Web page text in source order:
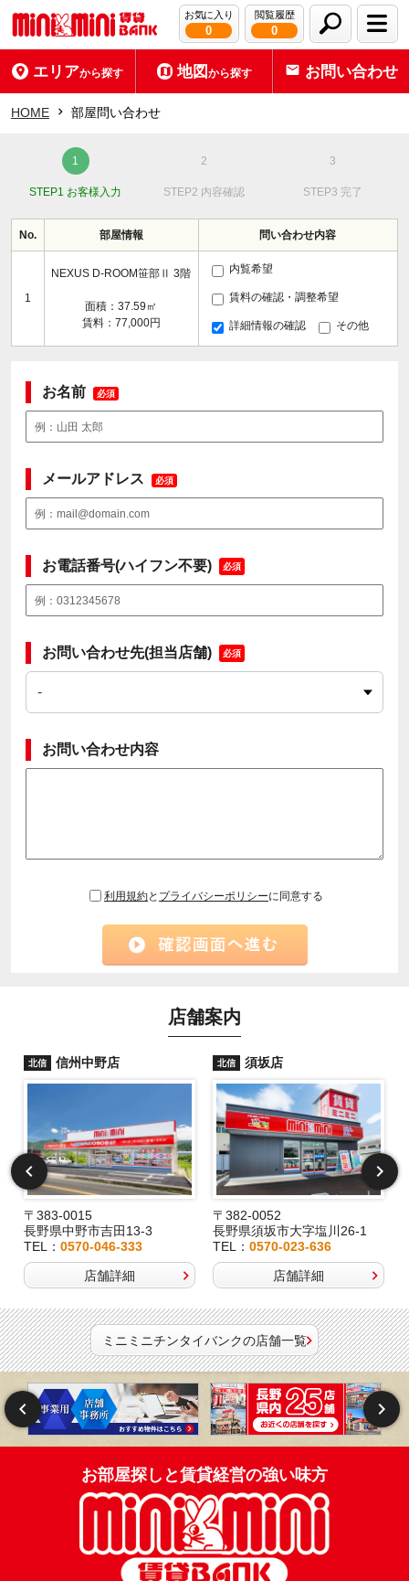
お気に入り
0
閲覧履歴
0
エリアから探す 地図から探す お問い合わせ
HOME 部屋問い合わせ
STEP1 お客様入力 STEP2 内容確認 STEP3 完了
No. 部屋情報 問い合わせ内容
1
NEXUS D-ROOM笹部Ⅱ 3階
面積：37.59㎡
賃料：77,000円
内覧希望
賃料の確認・調整希望
詳細情報の確認 その他
お名前 必須
メールアドレス 必須
お電話番号(ハイフン不要) 必須
お問い合わせ先(担当店舗) 必須
お問い合わせ内容
利用規約と プライバシーポリシーに同意する
店舗案内
北信 信州中野店
〒383-0015
長野県中野市吉田13-3
TEL： 0570-046-333
店舗詳細
北信 須坂店
〒382-0052
長野県須坂市大字塩川26-1
TEL：0570-023-636
店舗詳細
ミニミニチンタイバンクの店舗一覧
お部屋探しと賃貸経営の強い味方